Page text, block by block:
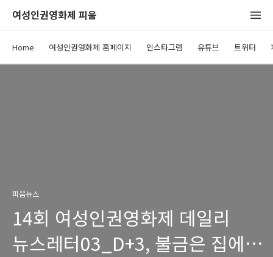
여성인권영화제 피움
Home 여성인권영화제 홈페이지 인스타그램 유튜브 트위터
피움뉴스
14회 여성인권영화제 데일리
뉴스레터03_D+3, 불금은 집에서